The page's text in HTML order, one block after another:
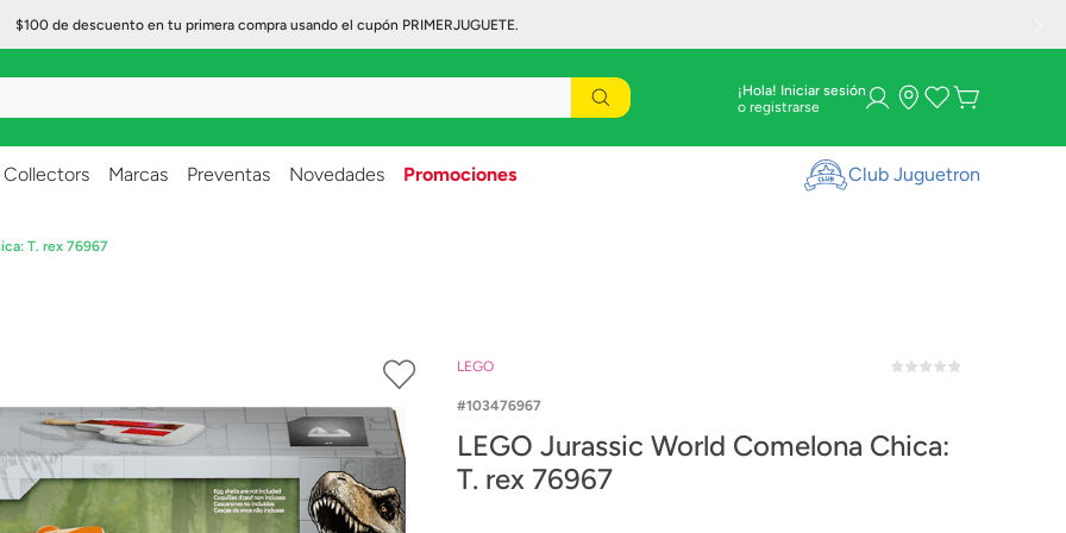
$100 de descuento en tu primera compra usando el cupón PRIMERJUGUETE.
¡Hola! Iniciar sesión
Collectors Marcas Preventas Novedades Promociones Club Juguetron
T. rex 76967
LEGO
103476967
LEGO Jurassic World Comelona Chica:
T. rex 76967